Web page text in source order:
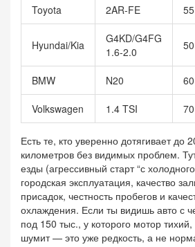
Toyota 2AR-FE
Hyundai/Kia
G4KD/G4FG
1.6-2.0
BMW N20
Volkswagen 1.4 TSI
Есть те, кто уверенно дотягивает до
километров без видимых проблем.
езды (агрессивный старт “с
городская эксплуатация, качество
присадок, честность пробегов и
охлаждения. Если ты видишь авто с
под 150 тыс., у которого мотор
шумит — это уже редкость, а не